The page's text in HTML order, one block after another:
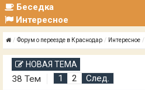
Беседка
Интересное
Форум о переезде в Краснодар Интересное
НОВАЯ ТЕМА
38 Тем 1 2 След.